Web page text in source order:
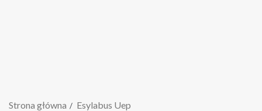
Strona główna Esylabus Uep